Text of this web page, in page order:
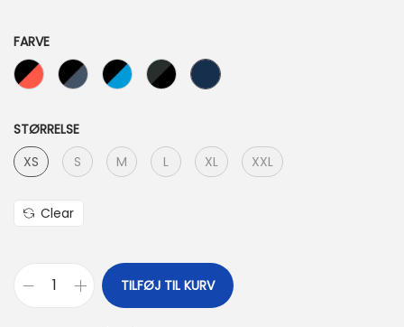
FARVE
STØRRELSE
XS
S M L XL XXL
Clear
TILFØJ TIL KURV